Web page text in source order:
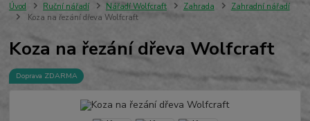
Úvod Ruční nářadí Nářadí Wolfcraft Zahrada
Zahradní nářadí
Koza na řezání dřeva Wolfcraft
Koza na řezání dřeva Wolfcraft
Doprava ZDARMA